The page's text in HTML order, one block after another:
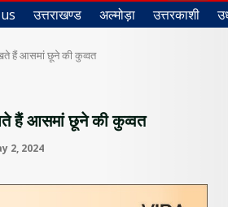
उत्तराखण्ड अल्मोड़ा उत्तरकाशी
हैं आसमां छूने की कुव्वत
हैं आसमां छूने की कुव्वत
2, 2024